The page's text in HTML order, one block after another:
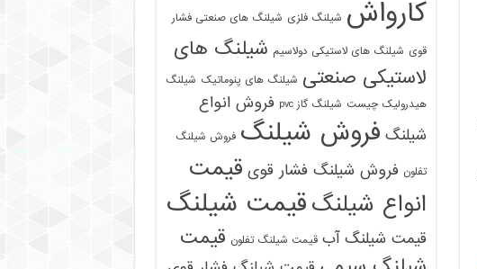
کارواش شیلنگ فلزی شیلنگ های صنعتی فشار
قوی شیلنگ های لاستیکی دولاسیم شیلنگ های
لاستیکی صنعتی شیلنگ های پنوماتیک شیلنگ
هیدرولیک چیست شیلنگ گاز pvc
فروش انواع
شیلنگ فروش شیلنگ فروش شیلنگ
تفلون فروش شیلنگ فشار قوی قیمت
انواع شیلنگقیمت شیلنگ
قیمت شیلنگ آب قیمت شیلنگ تفلون قیمت